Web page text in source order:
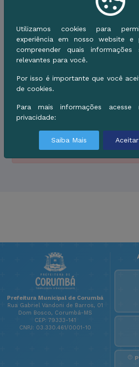
Serviços da
Habitação e
Fundiários
ao
Sem Resultados!
Prefeitura Municipal de Corumbá
Rua Gabriel Vandoni de Barros, 01
Dom Bosco, Corumbá-MS
CEP: 79333-141
CNPJ: 03.330.461/0001-10
Utilizamos cookies para
experiência em nosso website e
compreender quais
relevantes para você.
Por isso é importante que você
de cookies.
Para mais informações
privacidade:
Saiba Mais